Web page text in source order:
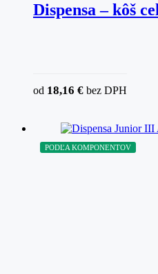
Dispensa – kôš
od 18,16 € bez DPH
PODĽA KOMPONENTOV